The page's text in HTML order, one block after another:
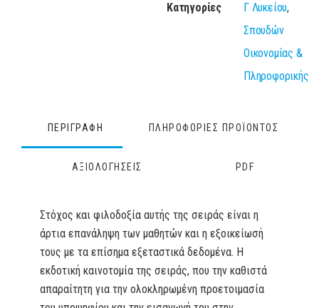
Κατηγορίες
Γ Λυκείου,
Σπουδών
Οικονομίας &
Πληροφορικής
ΠΕΡΙΓΡΑΦΗ ΠΛΗΡΟΦΟΡΙΕΣ ΠΡΟΪΟΝΤΟΣ
ΑΞΙΟΛΟΓΗΣΕΙΣ PDF
Στόχος και φιλοδοξία αυτής της σειράς είναι η
άρτια επανάληψη των μαθητών και η εξοικείωσή
τους με τα επίσημα εξεταστικά δεδομένα. Η
εκδοτική καινοτομία της σειράς, που την καθιστά
απαραίτητη για την ολοκληρωμένη προετοιμασία